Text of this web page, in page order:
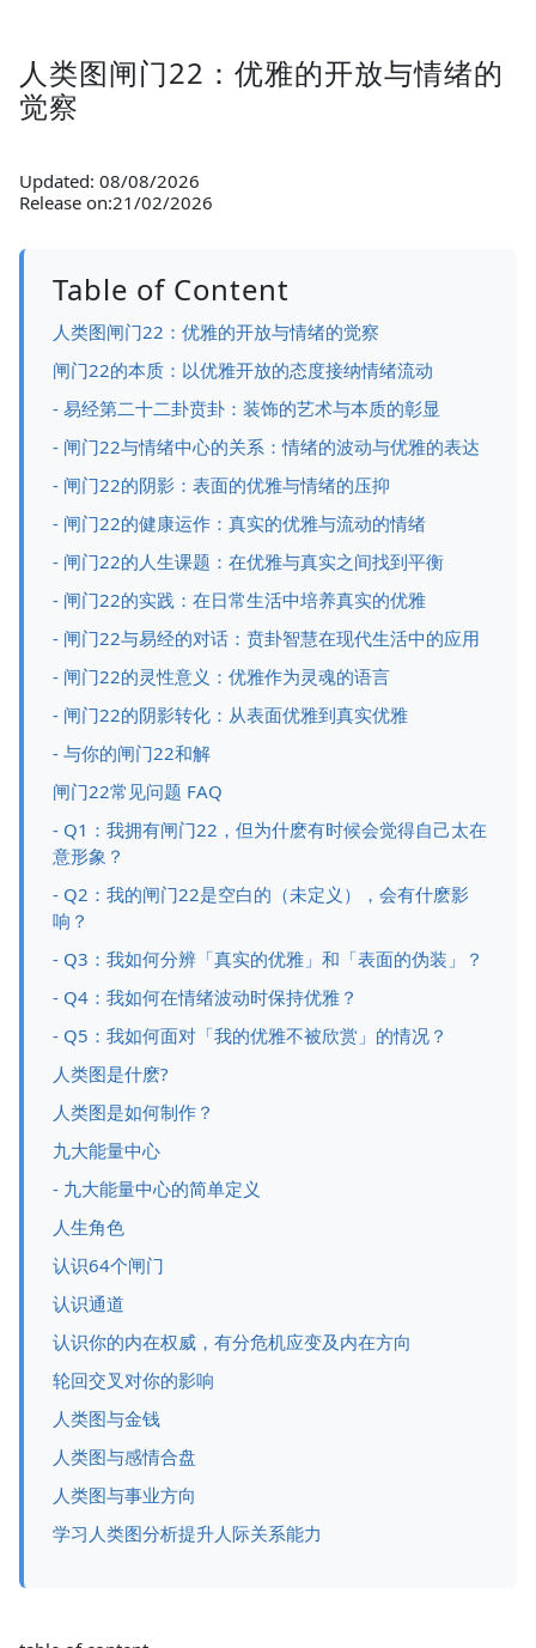
人类图闸门22：优雅的开放与情绪的
觉察
Updated: 08/08/2026
Release on:21/02/2026
Table of Content
人类图闸门22：优雅的开放与情绪的觉察
闸门22的本质：以优雅开放的态度接纳情绪流动
- 易经第二十二卦贲卦：装饰的艺术与本质的彰显
- 闸门22与情绪中心的关系：情绪的波动与优雅的表达
- 闸门22的阴影：表面的优雅与情绪的压抑
- 闸门22的健康运作：真实的优雅与流动的情绪
- 闸门22的人生课题：在优雅与真实之间找到平衡
- 闸门22的实践：在日常生活中培养真实的优雅
- 闸门22与易经的对话：贲卦智慧在现代生活中的应用
- 闸门22的灵性意义：优雅作为灵魂的语言
- 闸门22的阴影转化：从表面优雅到真实优雅
- 与你的闸门22和解
闸门22常见问题 FAQ
- Q1：我拥有闸门22，但为什麽有时候会觉得自己太在
意形象？
- Q2：我的闸门22是空白的（未定义），会有什麽影
响？
- Q3：我如何分辨「真实的优雅」和「表面的伪装」？
- Q4：我如何在情绪波动时保持优雅？
- Q5：我如何面对「我的优雅不被欣赏」的情况？
人类图是什麽?
人类图是如何制作？
九大能量中心
- 九大能量中心的简单定义
人生角色
认识64个闸门
认识通道
认识你的内在权威，有分危机应变及内在方向
轮回交叉对你的影响
人类图与金钱
人类图与感情合盘
人类图与事业方向
学习人类图分析提升人际关系能力